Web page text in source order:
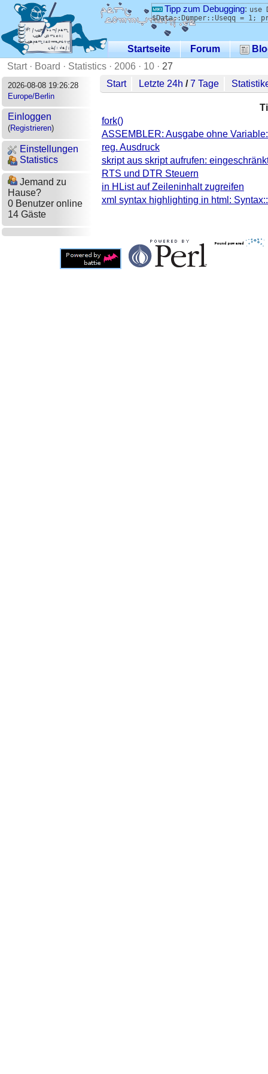
Tipp zum Debugging: use
$Data::Dumper::Useqq = 1;
Startseite Forum
Start· Board · Statistics · 2006 · 10 · 27
2026-08-08 19:26:28
Europe/Berlin
Einloggen
(Registrieren)
Einstellungen
Statistics
Jemand zu
Hause?
0 Benutzer online
14 Gäste
Start Letzte 24h /7 Tage
fork()
ASSEMBLER: Ausgabe ohne
reg. Ausdruck
skript aus skript aufrufen:
RTS und DTR Steuern
in HList auf Zeileninhalt zugreifen
xml syntax highlighting in html: